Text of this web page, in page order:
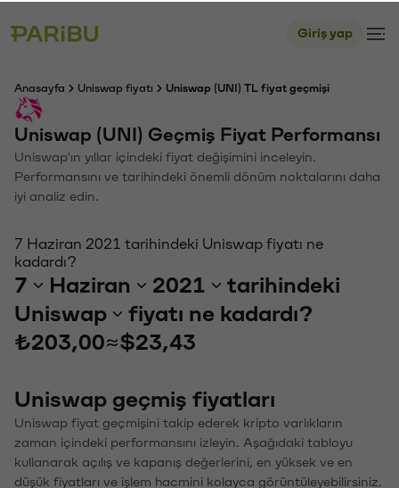
Giriş yap
Anasayfa Uniswap fiyatı Uniswap (UNI) TL fiyat geçmişi
Uniswap (UNI) Geçmiş Fiyat Performansı
Uniswap'ın yıllar içindeki fiyat değişimini inceleyin.
Performansını ve tarihindeki önemli dönüm noktalarını daha
iyi analiz edin.
7 Haziran 2021 tarihindeki Uniswap fiyatı ne
kadardı?
7 Haziran 2021
tarihindeki
Uniswap
fiyatı ne kadardı?
₺203,00≈$23,43
Uniswap geçmiş fiyatları
Uniswap fiyat geçmişini takip ederek kripto varlıkların
zaman içindeki performansını izleyin. Aşağıdaki tabloyu
kullanarak açılış ve kapanış değerlerini, en yüksek ve en
düşük fiyatları ve işlem hacmini kolayca görüntüleyebilirsiniz.